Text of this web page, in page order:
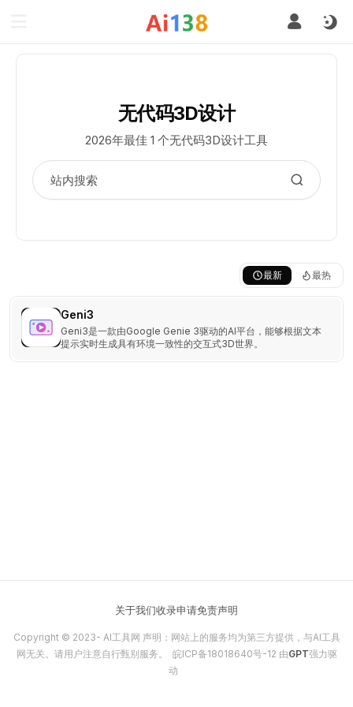
无代码3D设计
2026年最佳 1 个无代码3D设计工具
最新 最热
Geni3
Geni3是一款由Google Genie 3驱动的AI平台，能够根据文本
提示实时生成具有环境一致性的交互式3D世界。
关于我们收录申请免责声明
Copyright © 2023- AI工具网 声明：网站上的服务均为第三方提供，与AI工具
网无关。请用户注意自行甄别服务。 皖ICP备18018640号-12 由GPT强力驱
动